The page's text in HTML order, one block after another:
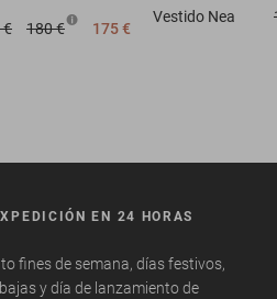
€ 180 € 175 €
Vestido Nea
EN 24 HORAS
fines de semana, días festivos,
y día de lanzamiento de